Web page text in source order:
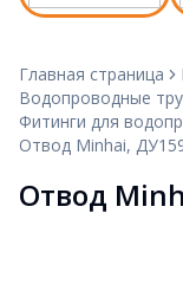
Главная страница
Водопроводные
Фитинги для
Отвод Minhai,
Отвод